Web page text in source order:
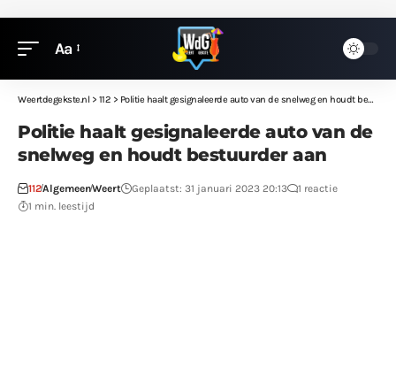
Aa
Weertdegekste.nl> 112 > Politie haalt gesignaleerde auto van de snelweg en houdt bestuurder aan
Politie haalt gesignaleerde auto van de
snelweg en houdt bestuurder aan
112AlgemeenWeert Geplaatst: 31 januari 2023 20:13
1 reactie
1 min. leestijd